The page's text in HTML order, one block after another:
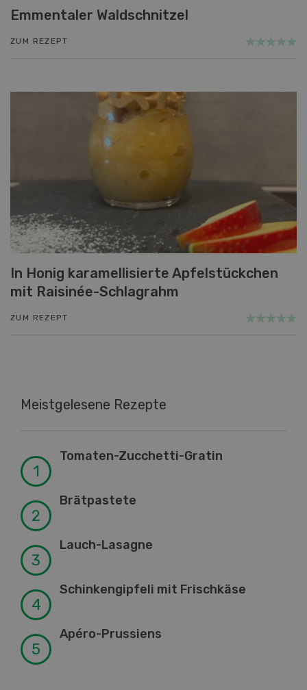
Emmentaler Waldschnitzel
ZUM REZEPT
In Honig karamellisierte Apfelstückchen
mit Raisinée-Schlagrahm
ZUM REZEPT
Meistgelesene Rezepte
Tomaten-Zucchetti-Gratin
Brätpastete
Lauch-Lasagne
Schinkengipfeli mit Frischkäse
Apéro-Prussiens